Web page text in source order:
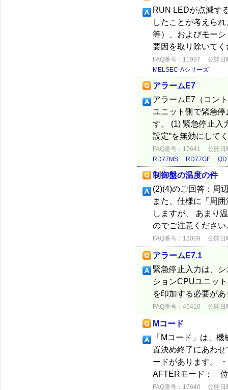
RUN LEDが点滅す
したことが考えら
等）、およびモー
要因を取り除いて
FAQ番号：11997
公開日
MELSEC-Aシリーズ
アラームE7
アラームE7（コン
ユニット側で緊急
す。 (1) 緊急停止
設定”を無効にして
FAQ番号：17641
公開日
RD77MS , RD77GF ,
制御盤の温度の件
(2)(4)のご回答：周
また、仕様に「周
しますが、 あまり
のでご注意くださ
FAQ番号：12009 公開日
アラームE7.1
緊急停止入力は、
ションCPUユニッ
を印加する必要が
FAQ番号：45410 公開日
Mコード
「Mコード」は、
置決め終了にあわ
ードがあります。
AFTERモード：
FAQ番号：17640 公開日